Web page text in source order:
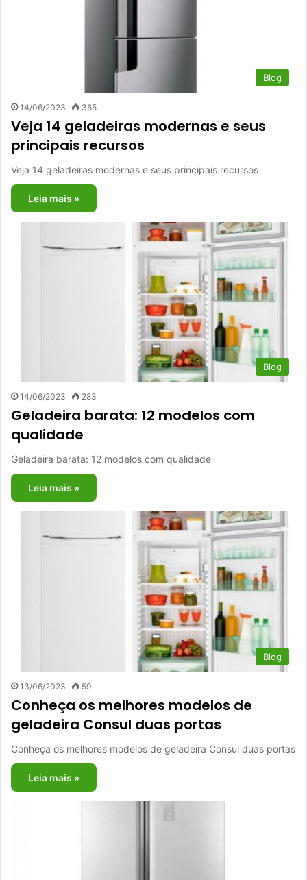
Blog
14/06/2023 365
Veja 14 geladeiras modernas e seus
principais recursos
Veja 14 geladeiras modernas e seus principais recursos
Leia mais »
Blog
14/06/2023 283
Geladeira barata: 12 modelos com
qualidade
Geladeira barata: 12 modelos com qualidade
Leia mais »
Blog
13/06/2023 59
Conheça os melhores modelos de
geladeira Consul duas portas
Conheça os melhores modelos de geladeira Consul duas portas
Leia mais »